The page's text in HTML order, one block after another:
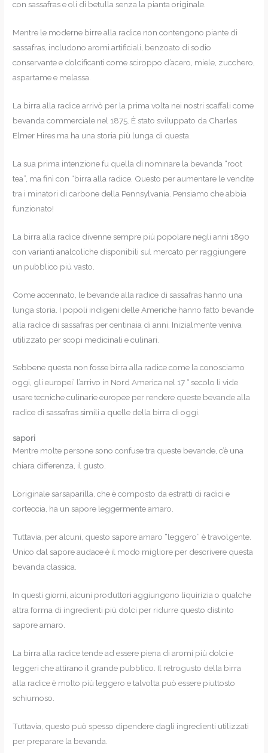
con sassafras e oli di betulla senza la pianta originale.
Mentre le moderne birre alla radice non contengono piante di
sassafras, includono aromi artificiali, benzoato di sodio
conservante e dolcificanti come sciroppo d’acero, miele, zucchero,
aspartame e melassa.
La birra alla radice arrivò per la prima volta nei nostri scaffali come
bevanda commerciale nel 1875. È stato sviluppato da Charles
Elmer Hires ma ha una storia più lunga di questa.
La sua prima intenzione fu quella di nominare la bevanda “root
tea”, ma finì con “birra alla radice. Questo per aumentare le vendite
tra i minatori di carbone della Pennsylvania. Pensiamo che abbia
funzionato!
La birra alla radice divenne sempre più popolare negli anni 1890
con varianti analcoliche disponibili sul mercato per raggiungere
un pubblico più vasto.
Come accennato, le bevande alla radice di sassafras hanno una
lunga storia. I popoli indigeni delle Americhe hanno fatto bevande
alla radice di sassafras per centinaia di anni. Inizialmente veniva
utilizzato per scopi medicinali e culinari.
Sebbene questa non fosse birra alla radice come la conosciamo
oggi, gli europei’ l’arrivo in Nord America nel 17 ° secolo li vide
usare tecniche culinarie europee per rendere queste bevande alla
radice di sassafras simili a quelle della birra di oggi.
sapori
Mentre molte persone sono confuse tra queste bevande, c’è una
chiara differenza, il gusto.
L’originale sarsaparilla, che è composto da estratti di radici e
corteccia, ha un sapore leggermente amaro.
Tuttavia, per alcuni, questo sapore amaro “leggero” è travolgente.
Unico dal sapore audace è il modo migliore per descrivere questa
bevanda classica.
In questi giorni, alcuni produttori aggiungono liquirizia o qualche
altra forma di ingredienti più dolci per ridurre questo distinto
sapore amaro.
La birra alla radice tende ad essere piena di aromi più dolci e
leggeri che attirano il grande pubblico. Il retrogusto della birra
alla radice è molto più leggero e talvolta può essere piuttosto
schiumoso.
Tuttavia, questo può spesso dipendere dagli ingredienti utilizzati
per preparare la bevanda.